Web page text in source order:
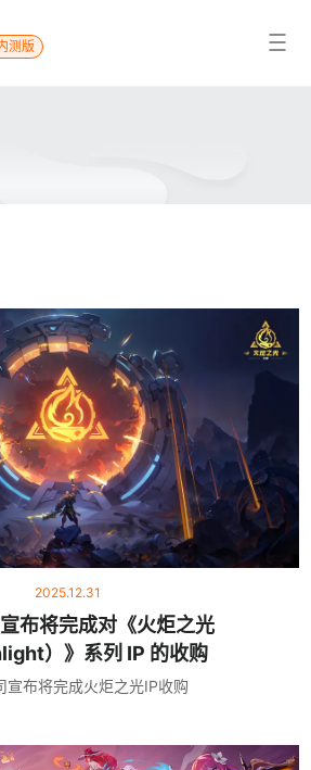
测版
2025.12.31
布将完成对《火炬之光
）》系列 IP 的收购
宣布将完成火炬之光IP收购